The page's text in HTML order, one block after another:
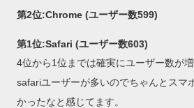
第2位:Chrome (ユーザー数599)
第1位:Safari (ユーザー数603)
4位から1位までは確実にユーザー数が
safariユーザーが多いのでちゃんとスマ
かったなと感じてます。